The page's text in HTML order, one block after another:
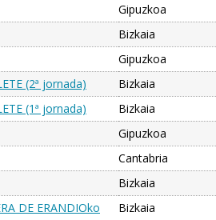
Gipuzkoa
Bizkaia
Gipuzkoa
(2ª jornada)
Bizkaia
(1ª jornada)
Bizkaia
Gipuzkoa
Cantabria
Bizkaia
DE ERANDIOko Bizkaia